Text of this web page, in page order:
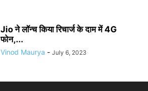
Jio ने लॉन्च किया रिचार्ज के दाम में 4G
फोन,...
Vinod Maurya - July 6, 2023